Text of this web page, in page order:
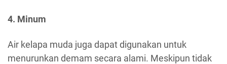
4. Minum
Air kelapa muda juga dapat digunakan untuk
menurunkan demam secara alami. Meskipun tidak